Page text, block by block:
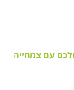
עם צמחייה